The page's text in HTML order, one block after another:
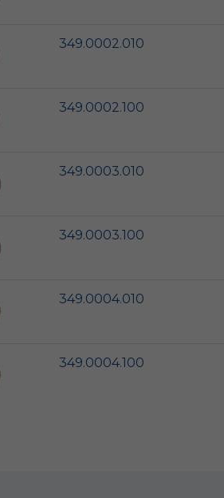
349.0002.010
349.0002.100
349.0003.010
349.0003.100
349.0004.010
349.0004.100